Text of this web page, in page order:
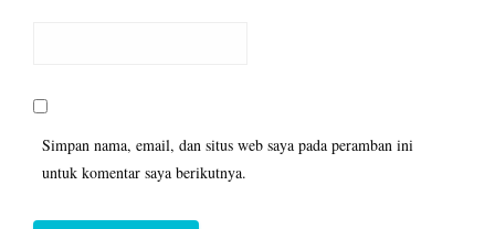
Simpan nama, email, dan situs web saya pada peramban ini
untuk komentar saya berikutnya.